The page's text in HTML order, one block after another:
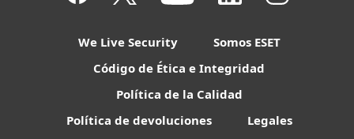
We Live Security
Somos ESET
Código de Ética e Integridad
Política de la Calidad
Política de devoluciones
Legales